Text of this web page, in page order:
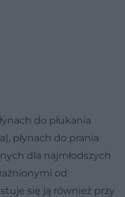
do płukania
płynach do prania
dla najmłodszych
od
się ją również przy